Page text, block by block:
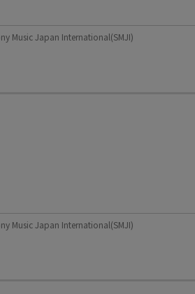
Music Japan International(SMJI)
Music Japan International(SMJI)